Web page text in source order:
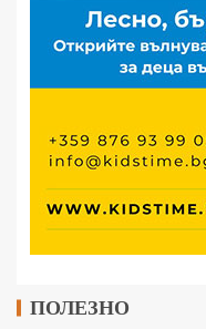
ПОЛЕЗНО